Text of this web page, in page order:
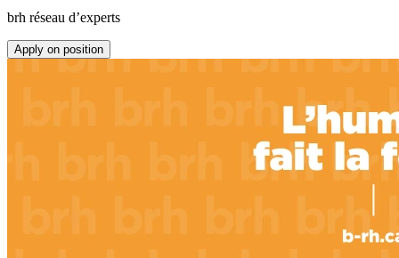
brh réseau d’experts
Apply on position